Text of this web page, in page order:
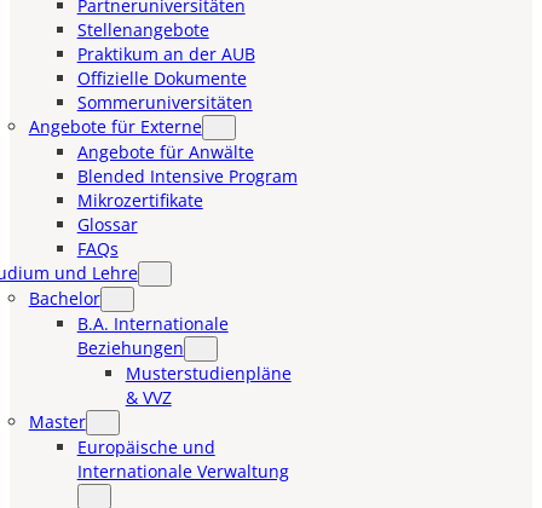
Partneruniversitäten
Stellenangebote
Praktikum an der AUB
Offizielle Dokumente
Sommeruniversitäten
Angebote für Externe
Angebote für Anwälte
Blended Intensive Program
Mikrozertifikate
Glossar
FAQs
und Lehre
Bachelor
B.A. Internationale
Beziehungen
Musterstudienpläne
& VVZ
Master
Europäische und
Internationale Verwaltung